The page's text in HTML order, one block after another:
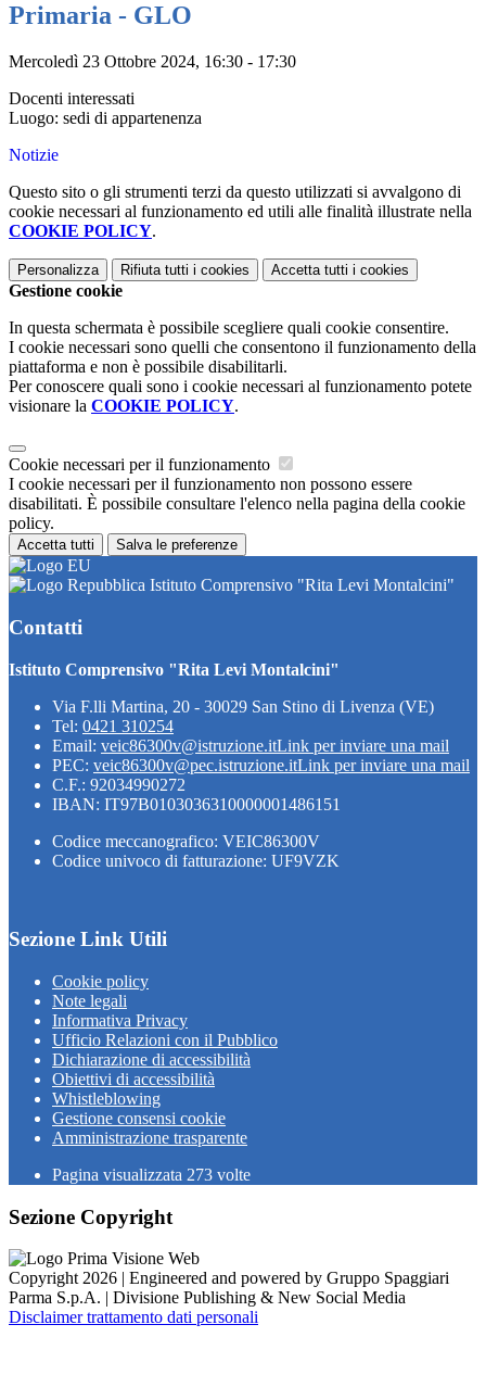
Primaria - GLO
Mercoledì 23 Ottobre 2024, 16:30 - 17:30
Docenti interessati
Luogo: sedi di appartenenza
Notizie
Questo sito o gli strumenti terzi da questo utilizzati si avvalgono di
cookie necessari al funzionamento ed utili alle finalità illustrate nella
COOKIE POLICY.
Personalizza Rifiuta tutti i cookies Accetta tutti i cookies
Gestione cookie
In questa schermata è possibile scegliere quali cookie consentire.
I cookie necessari sono quelli che consentono il funzionamento della
piattaforma e non è possibile disabilitarli.
Per conoscere quali sono i cookie necessari al funzionamento potete
visionare la COOKIE POLICY.
Cookie necessari per il funzionamento
I cookie necessari per il funzionamento non possono essere
disabilitati. È possibile consultare l'elenco nella pagina della cookie
policy.
Accetta tutti Salva le preferenze
Istituto Comprensivo "Rita Levi Montalcini"
Contatti
Istituto Comprensivo "Rita Levi Montalcini"
Via F.lli Martina, 20 - 30029 San Stino di Livenza (VE)
Tel: 0421 310254
Email: veic86300v@istruzione.itLink per inviare una mail
PEC: veic86300v@pec.istruzione.itLink per inviare una mail
C.F.: 92034990272
IBAN: IT97B0103036310000001486151
Codice meccanografico: VEIC86300V
Codice univoco di fatturazione: UF9VZK
Sezione Link Utili
Cookie policy
Note legali
Informativa Privacy
Ufficio Relazioni con il Pubblico
Dichiarazione di accessibilità
Obiettivi di accessibilità
Whistleblowing
Gestione consensi cookie
Amministrazione trasparente
Pagina visualizzata 273 volte
Sezione Copyright
Copyright 2026 | Engineered and powered by Gruppo Spaggiari
Parma S.p.A. | Divisione Publishing & New Social Media
Disclaimer trattamento dati personali